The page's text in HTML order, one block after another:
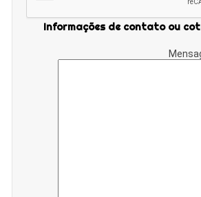
Informações de contato ou